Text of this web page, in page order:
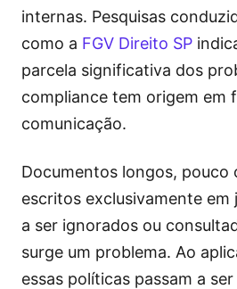
internas. Pesquisas
como a FGV Direito SP
parcela significativa dos
compliance tem origem em
comunicação.
Documentos longos, pouco
escritos exclusivamente em
a ser ignorados ou
surge um problema. Ao
essas políticas passam a